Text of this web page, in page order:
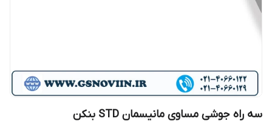
سه راه جوشی مساوی مانیسمان STD بنکن